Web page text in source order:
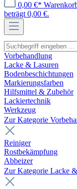
0,00 €*
beträgt 0,00 €.
Vorbehandlung
Lacke & Lasuren
Bodenbeschichtungen
Markierungsfarben
Hilfsmittel & Zubehör
Lackiertechnik
Werkzeug
Zur Kategorie
Reiniger
Rostbekämpfung
Abbeizer
Zur Kategorie Lacke